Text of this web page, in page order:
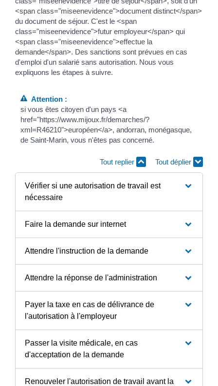
<span class="miseenevidence">document distinct</span>
du document de séjour. C'est le <span
class="miseenevidence">futur employeur</span> qui
<span class="miseenevidence">effectue la
demande</span>. Des sanctions sont prévues en cas
d'emploi d'un salarié sans autorisation. Nous vous
expliquons les étapes à suivre.
Attention :
si vous êtes citoyen d'un pays <a
href="https://www.mijoux.fr/demarches/?
xml=R46210">européen</a>, andorran, monégasque,
de Saint-Marin, vous n'êtes pas concerné.
Tout replier Tout déplier
Vérifier si une autorisation de travail est
nécessaire
Faire la demande sur internet
Attendre l'instruction de la demande
Attendre la réponse de l'administration
Payer la taxe en cas de délivrance de
l'autorisation à l'employeur
Passer la visite médicale, en cas
d'acceptation de la demande
Renouveler l'autorisation de travail avant la